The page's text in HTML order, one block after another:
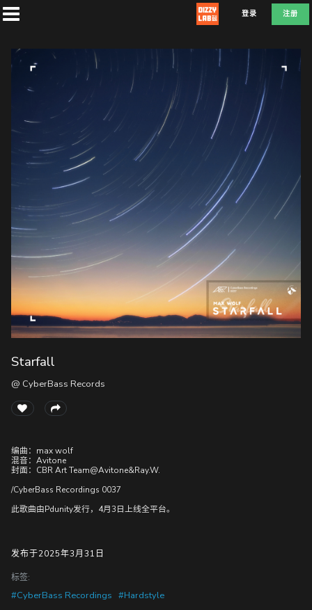
登录 注册
换
DEFLATE
随
听
听
Starfall
@ CyberBass Records
编曲：max wolf
混音：Avitone
封面：CBR ArtTeam@Avitone&Ray.W.
/CyberBass Recordings 0037
此歌曲由Pdunity发行，4月3日上线全平台。
发布于2025年3月31日
标签:
#CyberBass Recordings #Hardstyle